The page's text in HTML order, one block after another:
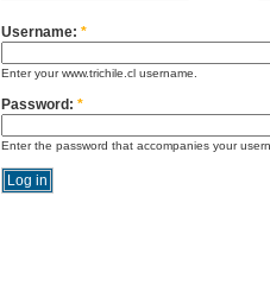
Username: *
Enter your www.trichile.cl username.
Password: *
Enter the password that accompanies your